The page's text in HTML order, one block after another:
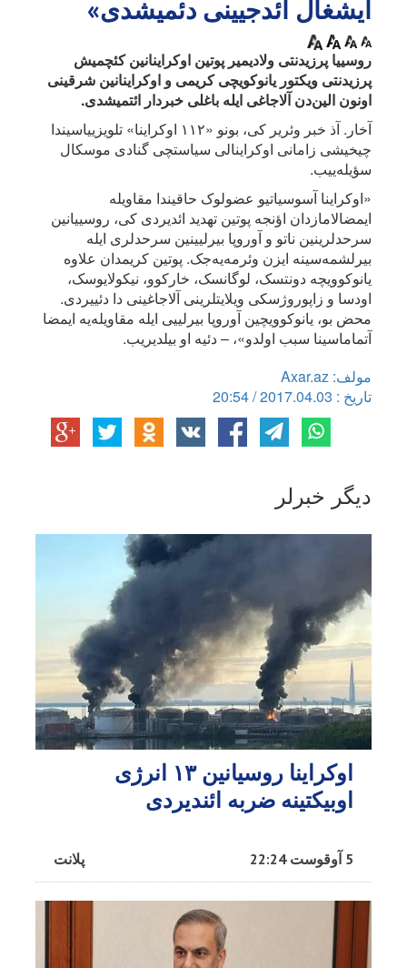
ایشغال ائدجیینی دئمیشدی»
روسییا پرزیدنتی ولادیمیر پوتین اوکراینانین کئچمیش
پرزیدنتی ویکتور یانوکویچی کریمی و اوکراینانین شرقینی
اونون الین‌دن آلاجاغی ایله باغلی خبردار ائتمیشدی.
آخار. آذ خبر وئریر کی، بونو «۱۱۲ اوکراینا» تلویزییاسیندا
چیخیشی زامانی اوکراینالی سیاستچی گنادی موسکال
سؤیله‌ییب.
«اوکراینا آسوسیاتیو عضولوک حاقیندا مقاویله
ایمضالامازدان اؤنجه پوتین تهدید ائدیردی کی، روسییانین
سرحدلرینین ناتو و آوروپا بیرلیینین سرحدلری ایله
بیرلشمه‌سینه ایزن وئرمه‌یه‌جک. پوتین کریمدان علاوه
یانوکوویچه دونتسک، لوگانسک، خارکوو، نیکولایوسک،
اودسا و زاپوروژسکی ویلایتلرینی آلاجاغینی دا دئییردی.
محض بو، یانوکوویچین آوروپا بیرلییی ایله مقاویله‌یه ایمضا
آتماماسینا سبب اولدو»، – دئیه او بیلدیریب.
مولف: Axar.az
تاریخ : 2017.04.03 / 20:54
دیگر خبرلر
اوکراینا روسیانین ۱۳ انرژی
اوبیکتینه ضربه ائندیردی
پلانت 5 آوقوست 22:24